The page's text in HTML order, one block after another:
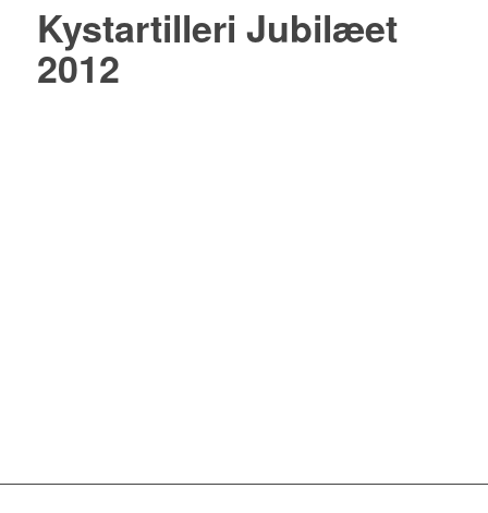
Kystartilleri Jubilæet
2012